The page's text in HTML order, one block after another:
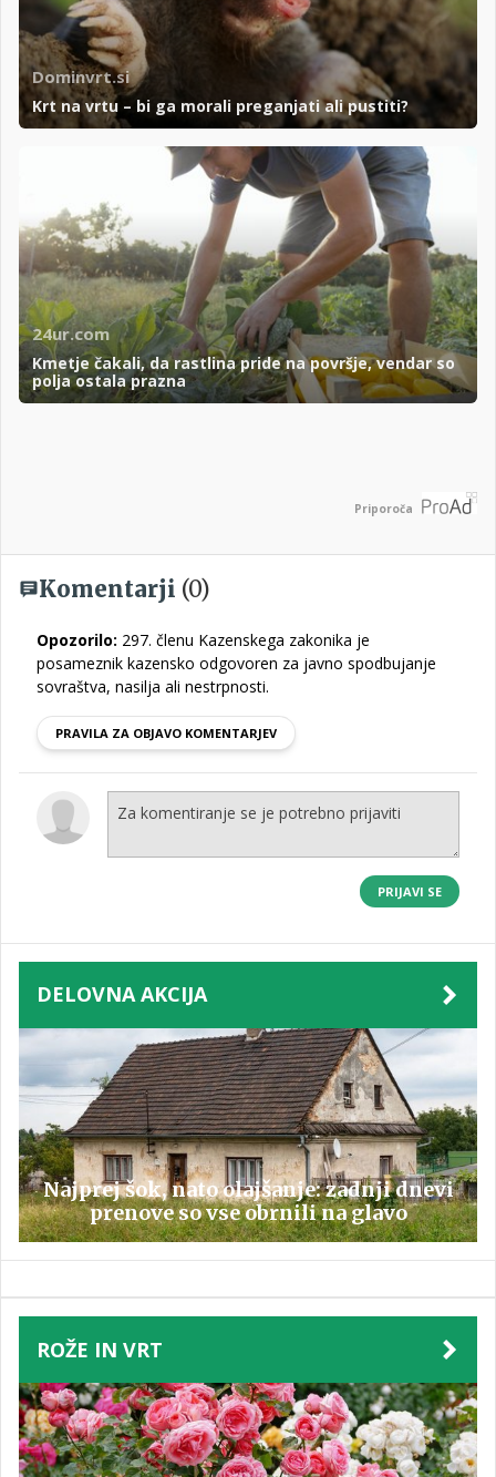
Dominvrt.si
Krt na vrtu – bi ga morali preganjati ali pustiti?
24ur.com
Kmetje čakali, da rastlina pride na površje, vendar so
polja ostala prazna
Priporoča
Komentarji (0)
Opozorilo: 297. členu Kazenskega zakonika je
posameznik kazensko odgovoren za javno spodbujanje
sovraštva, nasilja ali nestrpnosti.
PRAVILA ZA OBJAVO KOMENTARJEV
PRIJAVI SE
DELOVNA AKCIJA
Najprej šok, nato olajšanje: zadnji dnevi
prenove so vse obrnili na glavo
ROŽE IN VRT